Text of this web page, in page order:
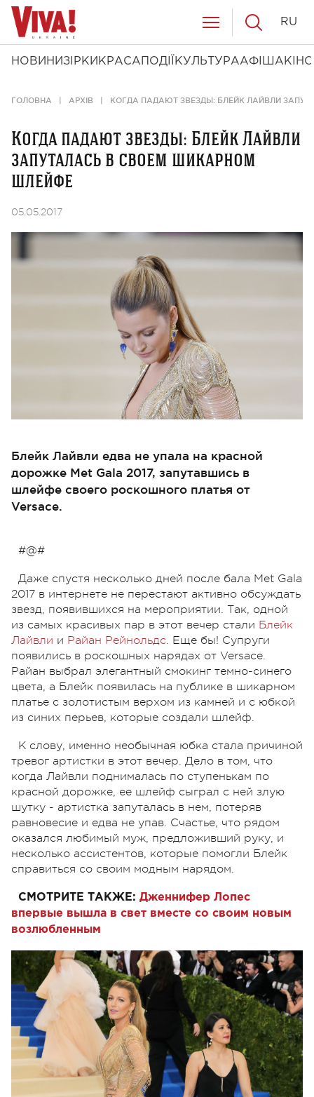
НОВИНИ ЗІРКИ КРАСА ПОДІЇ КУЛЬТУРААФІША КІНО
RU
ГОЛОВНА АРХІВ КОГДА ПАДАЮТ ЗВЕЗДЫ: БЛЕЙК ЛАЙВЛИ
Когда падают звезды: Блейк Лайвли
запуталась в своем шикарном
шлейфе
05.05.2017
Блейк Лайвли едва не упала на красной
дорожке Met Gala 2017, запутавшись в
шлейфе своего роскошного платья от
Versace.
#@#
Даже спустя несколько дней после бала Met Gala
2017 в интернете не перестают активно обсуждать
звезд, появившихся на мероприятии. Так, одной
из самых красивых пар в этот вечер стали Блейк
Лайвли и Райан Рейнольдс. Еще бы! Супруги
появились в роскошных нарядах от Versace.
Райан выбрал элегантный смокинг темно-синего
цвета, а Блейк появилась на публике в шикарном
платье с золотистым верхом из камней и с юбкой
из синих перьев, которые создали шлейф.
К слову, именно необычная юбка стала причиной
тревог артистки в этот вечер. Дело в том, что
когда Лайвли поднималась по ступенькам по
красной дорожке, ее шлейф сыграл с ней злую
шутку - артистка запуталась в нем, потеряв
равновесие и едва не упав. Счастье, что рядом
оказался любимый муж, предложивший руку, и
несколько ассистентов, которые помогли Блейк
справиться со своим модным нарядом.
СМОТРИТЕ ТАКЖЕ: Дженнифер Лопес
впервые вышла в свет вместе со своим новым
возлюбленным